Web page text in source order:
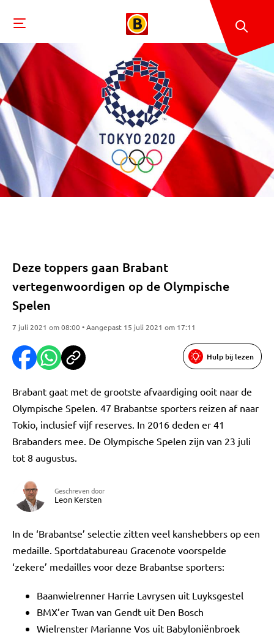
Deze toppers gaan Brabant
vertegenwoordigen op de Olympische
Spelen
7 juli 2021 om 08:00 • Aangepast 15 juli 2021 om 17:11
Hulp bij lezen
Brabant gaat met de grootste afvaardiging ooit naar de
Olympische Spelen. 47 Brabantse sporters reizen af naar
Tokio, inclusief vijf reserves. In 2016 deden er 41
Brabanders mee. De Olympische Spelen zijn van 23 juli
tot 8 augustus.
Geschreven door
Leon Kersten
In de ‘Brabantse’ selectie zitten veel kanshebbers op een
medaille. Sportdatabureau Gracenote voorspelde
‘zekere’ medailles voor deze Brabantse sporters:
Baanwielrenner Harrie Lavrysen uit Luyksgestel
BMX’er Twan van Gendt uit Den Bosch
Wielrenster Marianne Vos uit Babyloniënbroek